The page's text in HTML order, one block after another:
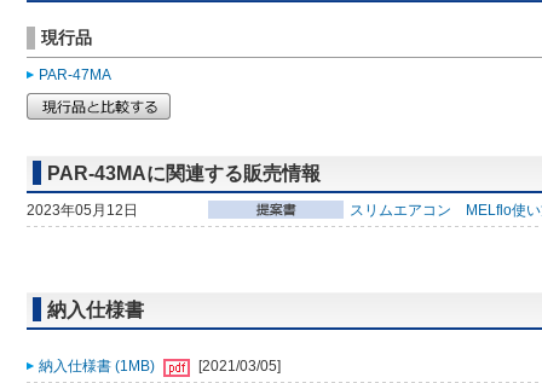
現行品
PAR-47MA
PAR-43MAに関連する販売情報
2023年05月12日 スリムエアコン MELflo使
納入仕様書
納入仕様書 (1MB) [2021/03/05]